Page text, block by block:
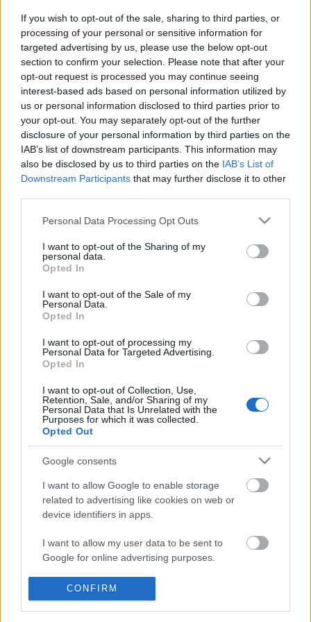
If you wish to opt-out of the sale, sharing to third parties, or
processing of your personal or sensitive information for
targeted advertising by us, please use the below opt-out
section to confirm your selection. Please note that after your
opt-out request is processed you may continue seeing
interest-based ads based on personal information utilized by
us or personal information disclosed to third parties prior to
your opt-out. You may separately opt-out of the further
disclosure of your personal information by third parties on the
IAB’s list of downstream participants. This information may
also be disclosed by us to third parties on the IAB’s List of
Downstream Participants that may further disclose it to other
Please note that this website/app uses one or more Google
not limited to your visit or usage behaviour. You may click to
grant or deny consent to Google and its third-party tags to
use your data for below specified purposes in below Google
consent section.
Personal Data Processing Opt Outs
I want to opt-out of the Sharing of my
personal data.
Opted In
I want to opt-out of the Sale of my
Personal Data.
Opted In
I want to opt-out of processing my
Personal Data for Targeted Advertising.
Opted In
I want to opt-out of Collection, Use,
Retention, Sale, and/or Sharing of my
Personal Data that Is Unrelated with the
Purposes for which it was collected.
Opted Out
Google consents
I want to allow Google to enable storage
related to advertising like cookies on web or
device identifiers in apps.
I want to allow my user data to be sent to
Google for online advertising purposes.
I want to allow Google to send me
personalized advertising.
CONFIRM
Programajánló: Konyhakiállítás és
persze nyereményjegyek
világevő•2014. február 15.
Idén is egyszerű koordinációs lehetőséget nyújt a
Konyhakiállítás, aki konyhabútorok, -felszerelés vagy
egyéb főzéssel és étkezéssel kapcsolatos eszközökről
szeretne tájékozódni. Ha jól sejtem, a kép nem a
Sportarénában készült: Készült a
Konyhakiállítással…
Az 5 legjobb kávé Budapesten és a
világevő•2014. február 13.
Ha csak a szervírozott espresso minőségét nézzük,
akkor is kiemelkednek a mezőnyből ezek a kávézók,
de ha hozzávesszük azt is, hogy ezekben valódi
baristák dolgoznak valódi kávékkal, amiről még
érdemi információkat is tudnak adni, akkor nem
lehet kérdés, hogy ezek közül…
Umami Cunami az RTL Híradóban
világevő•2014. február 10.
Az ötödik íz, és a hamburger, ami ezzel van tömve. És
még van pár hely szerdára, ugyanerre, részletek itt.
Aki még jönne szerda este az ismétlésre, igyekezzen!
És még egy ilyet is találtam: És még egy nagyon
Mit teszel a magyar gasztronómia
fejlődéséért?
világevő•2014. február 10.